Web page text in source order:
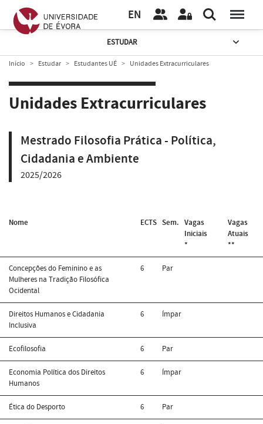
EN
ESTUDAR
Início Estudar Estudantes UÉ Unidades Extracurriculares
Unidades Extracurriculares
Mestrado Filosofia Prática - Política,
Cidadania e Ambiente
2025/2026
Nome ECTS Sem. Vagas
Iniciais
*
Vagas
Atuais
**
Concepções do Feminino e as
Mulheres na Tradição Filosófica
Ocidental
6 Par
Direitos Humanos e Cidadania
Inclusiva
6 Ímpar
Ecofilosofia 6 Par
Economia Política dos Direitos
Humanos
6 Ímpar
Ética do Desporto 6 Par